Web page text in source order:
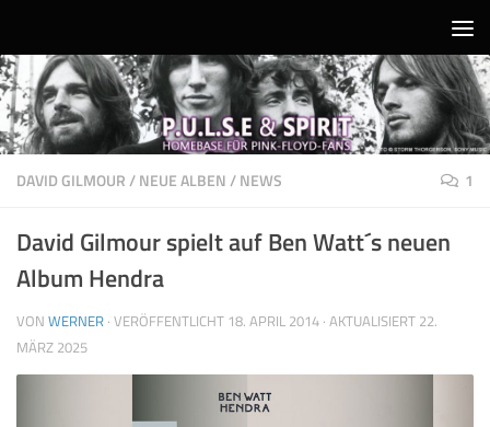
DAVID GILMOUR/NEUE ALBEN/NEWS 1
David Gilmour spielt auf Ben Watt´s neuen
Album Hendra
VON WERNER · VERÖFFENTLICHT 18. APRIL 2014 · AKTUALISIERT 22.
MÄRZ 2025